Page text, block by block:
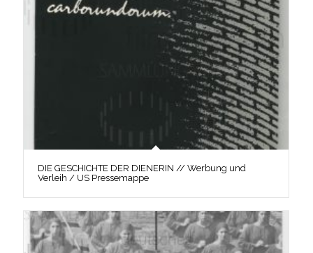
DIE GESCHICHTE DER DIENERIN // Werbung und
Verleih / US Pressemappe